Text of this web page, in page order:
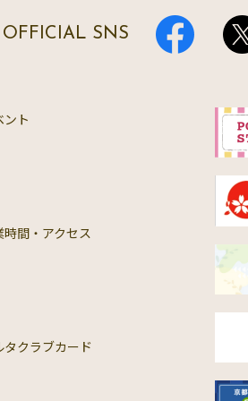
OFFICIAL SNS
ント
時間・アクセス
タクラブカード